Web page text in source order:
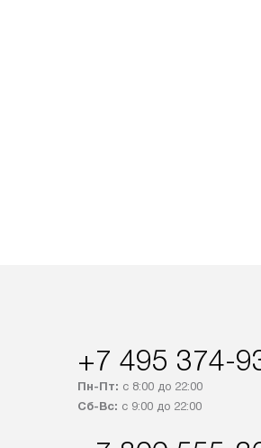
+7 495 374-
Пн-Пт: с 8:00 до 22:00
Сб-Вс: с 9:00 до 22:00